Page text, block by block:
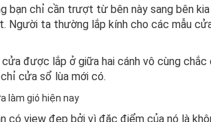
bạn chỉ cần trượt từ bên này sang bên
Người ta thường lắp kính cho các mẫu
được lắp ở giữa hai cánh vô cùng
cửa sổ lùa mới có.
có view đẹp bởi vì đặc điểm của nó là